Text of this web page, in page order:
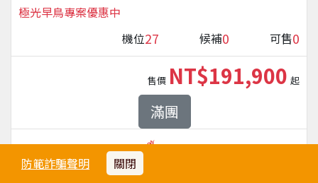
防範詐騙聲明 關閉
極光早鳥專案優惠中
機位27 候補0 可售0
桃園國際機場出發
售價 NT$191,900 起
滿團